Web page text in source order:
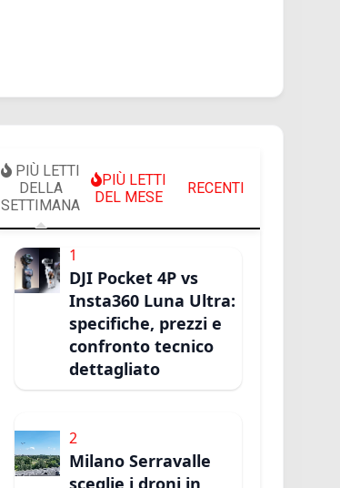
PIÙ LETTI
DELLA
SETTIMANA
PIÙ LETTI
DEL MESE
RECENTI
1
DJI Pocket 4P vs
Insta360 Luna Ultra:
specifiche, prezzi e
confronto tecnico
dettagliato
2
Milano Serravalle
sceglie i droni in